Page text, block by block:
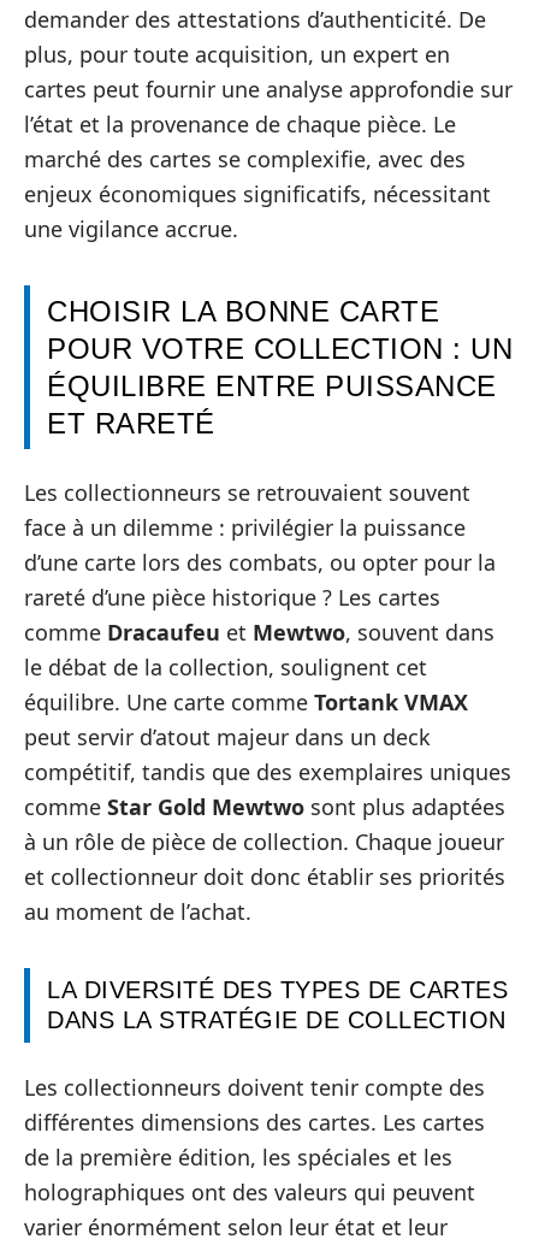
demander des attestations d’authenticité. De
plus, pour toute acquisition, un expert en
cartes peut fournir une analyse approfondie sur
l’état et la provenance de chaque pièce. Le
marché des cartes se complexifie, avec des
enjeux économiques significatifs, nécessitant
une vigilance accrue.
CHOISIR LA BONNE CARTE
POUR VOTRE COLLECTION : UN
ÉQUILIBRE ENTRE PUISSANCE
ET RARETÉ
Les collectionneurs se retrouvaient souvent
face à un dilemme : privilégier la puissance
d’une carte lors des combats, ou opter pour la
rareté d’une pièce historique ? Les cartes
comme Dracaufeu et Mewtwo, souvent dans
le débat de la collection, soulignent cet
équilibre. Une carte comme Tortank VMAX
peut servir d’atout majeur dans un deck
compétitif, tandis que des exemplaires uniques
comme Star Gold Mewtwo sont plus adaptées
à un rôle de pièce de collection. Chaque joueur
et collectionneur doit donc établir ses priorités
au moment de l’achat.
LA DIVERSITÉ DES TYPES DE CARTES
DANS LA STRATÉGIE DE COLLECTION
Les collectionneurs doivent tenir compte des
différentes dimensions des cartes. Les cartes
de la première édition, les spéciales et les
holographiques ont des valeurs qui peuvent
varier énormément selon leur état et leur